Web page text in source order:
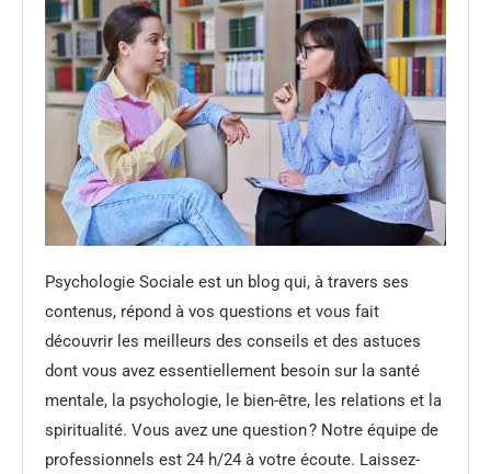
Psychologie Sociale est un blog qui, à travers ses
contenus, répond à vos questions et vous fait
découvrir les meilleurs des conseils et des astuces
dont vous avez essentiellement besoin sur la santé
mentale, la psychologie, le bien-être, les relations et la
spiritualité. Vous avez une question ? Notre équipe de
professionnels est 24 h/24 à votre écoute. Laissez-